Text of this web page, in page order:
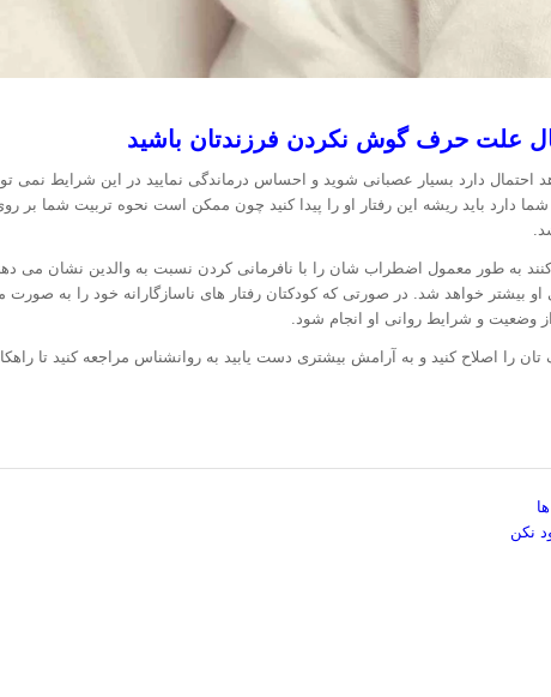
علت حرف گوش نکردن فرزندتان باشید
دارد بسیار عصبانی شوید و احساس درماندگی نمایید در این شرایط نمی
باید ریشه این رفتار او را پیدا کنید چون ممکن است نحوه تربیت شما بر
به طور معمول اضطراب شان را با نافرمانی کردن نسبت به والدین نشان می
او بیشتر خواهد شد. در صورتی که کودکتان رفتار های ناسازگارانه خود را به
وضعیت و شرایط روانی او انجام شود.
را اصلاح کنید و به آرامش بیشتری دست یابید به روانشناس مراجعه کنید تا
نکن